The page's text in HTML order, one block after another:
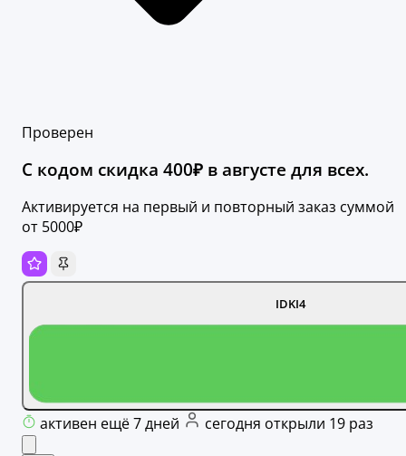
Проверен
С кодом скидка 400₽ в августе для всех.
Активируется на первый и повторный заказ суммой
от 5000₽
IDKI4
активен ещё 7 дней сегодня открыли 19 раз